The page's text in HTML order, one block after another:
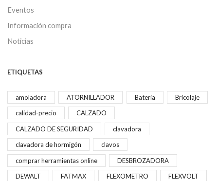
Eventos
Información compra
Noticias
ETIQUETAS
amoladora ATORNILLADOR Batería Bricolaje
calidad-precio CALZADO
CALZADO DE SEGURIDAD clavadora
clavadora de hormigón clavos
comprar herramientas online DESBROZADORA
DEWALT FATMAX FLEXOMETRO FLEXVOLT